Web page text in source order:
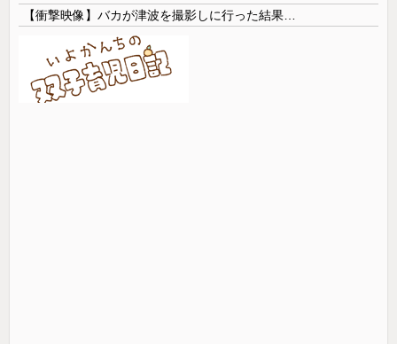
【衝撃映像】バカが津波を撮影しに行った結果…